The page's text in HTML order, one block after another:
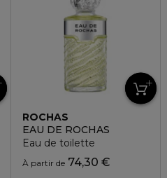
ROCHAS
EAU DE ROCHAS
Eau de toilette
À partir de74,30 €